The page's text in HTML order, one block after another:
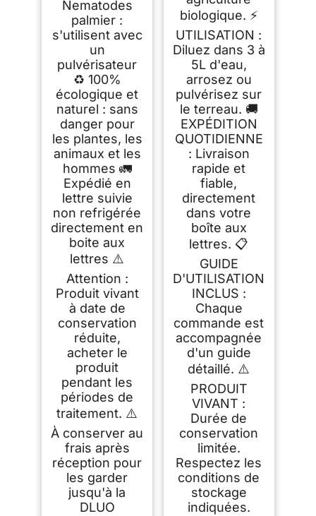
Nematodes
palmier :
s'utilisent avec
un
pulvérisateur
♻️ 100%
écologique et
naturel : sans
danger pour
les plantes, les
animaux et les
hommes 🚛
Expédié en
lettre suivie
non refrigérée
directement en
boite aux
lettres ⚠️
Attention :
Produit vivant
à date de
conservation
réduite,
acheter le
produit
pendant les
périodes de
traitement. ⚠️
À conserver au
frais après
réception pour
les garder
jusqu'à la
DLUO
biologique. ⚡
UTILISATION :
Diluez dans 3 à
5L d'eau,
arrosez ou
pulvérisez sur
le terreau. 🚚
EXPÉDITION
QUOTIDIENNE
: Livraison
rapide et
fiable,
directement
dans votre
boîte aux
lettres. 📋
GUIDE
D'UTILISATION
INCLUS :
Chaque
commande est
accompagnée
d'un guide
détaillé. ⚠️
PRODUIT
VIVANT :
Durée de
conservation
limitée.
Respectez les
conditions de
stockage
indiquées.